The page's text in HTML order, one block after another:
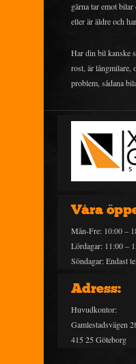
gärna tar emot
eller är äldre och
Har din bil kanske
rost, är långmilare,
problem, sådana
Våra
Mån-Fre: 10:00 –
Lördagar: 11:00 –
Söndagar: Endast
Adress:
Huvudkontor:
Gamlestadsvägen
415 25 Göteborg